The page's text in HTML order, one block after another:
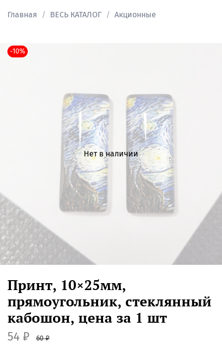
Главная ВЕСЬ КАТАЛОГ Акционные
Нет в наличии
-10%
Принт, 10×25мм,
прямоугольник, стеклянный
кабошон, цена за 1 шт
54 ₽ 60 ₽